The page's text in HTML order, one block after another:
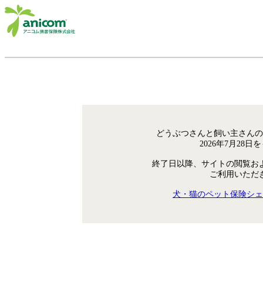
どうぶつさんと飼い主さん
2026年7月28日
終了日以降、サイトの閲覧お
ご利用いただ
犬・猫のペット保険シ